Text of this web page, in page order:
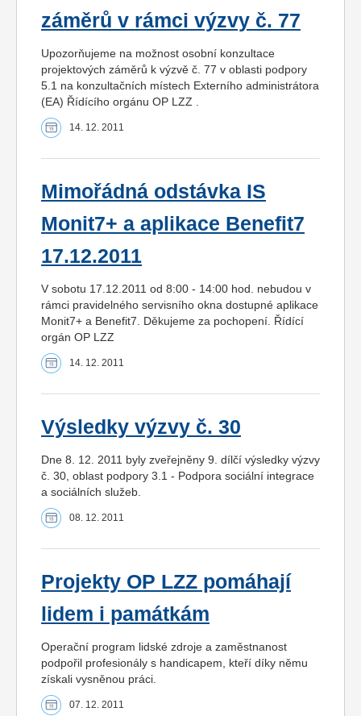
záměrů v rámci výzvy č. 77
Upozorňujeme na možnost osobní konzultace
projektových záměrů k výzvě č. 77 v oblasti podpory
5.1 na konzultačních místech Externího administrátora
(EA) Řídícího orgánu OP LZZ .
14. 12. 2011
Mimořádná odstávka IS
Monit7+ a aplikace Benefit7
17.12.2011
V sobotu 17.12.2011 od 8:00 - 14:00 hod. nebudou v
rámci pravidelného servisního okna dostupné aplikace
Monit7+ a Benefit7. Děkujeme za pochopení. Řídící
orgán OP LZZ
14. 12. 2011
Výsledky výzvy č. 30
Dne 8. 12. 2011 byly zveřejněny 9. dílčí výsledky výzvy
č. 30, oblast podpory 3.1 - Podpora sociální integrace
a sociálních služeb.
08. 12. 2011
Projekty OP LZZ pomáhají
lidem i památkám
Operační program lidské zdroje a zaměstnanost
podpořil profesionály s handicapem, kteří díky němu
získali vysněnou práci.
07. 12. 2011